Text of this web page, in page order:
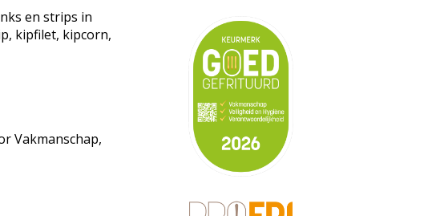
en strips in
kipfilet, kipcorn,
Vakmanschap,